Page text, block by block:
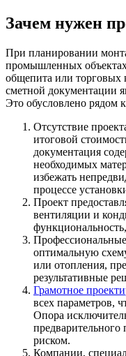
Зачем нужен
При планировании
промышленных
общепита или торговых
сметной документации
Это обусловлено рядом
Отсутствие
итоговой
документация
необходимых
избежать
процессе
Проект
вентиляции и
оптимальную
или отопления,
результативные
Грамотное
всех параметров,
Опора
предварительного
риском.
Компании,